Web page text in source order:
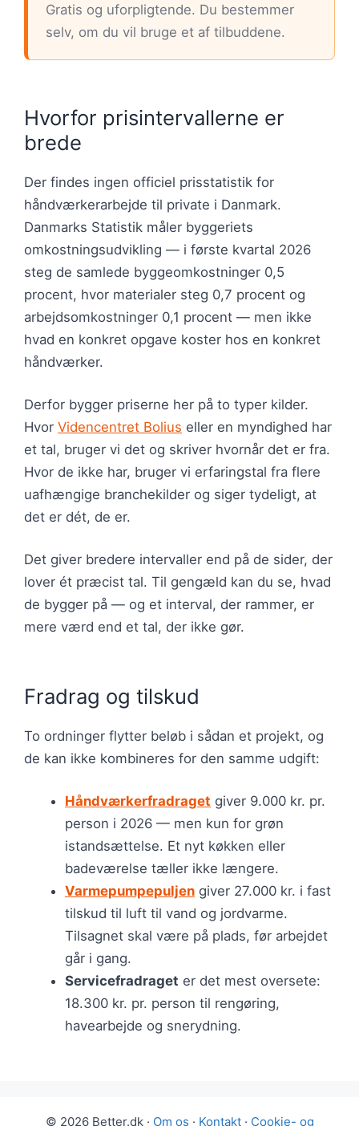
Gratis og uforpligtende. Du bestemmer
selv, om du vil bruge et af tilbuddene.
Hvorfor prisintervallerne er
brede
Der findes ingen officiel prisstatistik for
håndværkerarbejde til private i Danmark.
Danmarks Statistik måler byggeriets
omkostningsudvikling — i første kvartal 2026
steg de samlede byggeomkostninger 0,5
procent, hvor materialer steg 0,7 procent og
arbejdsomkostninger 0,1 procent — men ikke
hvad en konkret opgave koster hos en konkret
håndværker.
Derfor bygger priserne her på to typer kilder.
Hvor Videncentret Bolius eller en myndighed har
et tal, bruger vi det og skriver hvornår det er fra.
Hvor de ikke har, bruger vi erfaringstal fra flere
uafhængige branchekilder og siger tydeligt, at
det er dét, de er.
Det giver bredere intervaller end på de sider, der
lover ét præcist tal. Til gengæld kan du se, hvad
de bygger på — og et interval, der rammer, er
mere værd end et tal, der ikke gør.
Fradrag og tilskud
To ordninger flytter beløb i sådan et projekt, og
de kan ikke kombineres for den samme udgift:
Håndværkerfradraget giver 9.000 kr. pr.
person i 2026 — men kun for grøn
istandsættelse. Et nyt køkken eller
badeværelse tæller ikke længere.
Varmepumpepuljen giver 27.000 kr. i fast
tilskud til luft til vand og jordvarme.
Tilsagnet skal være på plads, før arbejdet
går i gang.
Servicefradraget er det mest oversete:
18.300 kr. pr. person til rengøring,
havearbejde og snerydning.
© 2026 Better.dk · Om os · Kontakt· Cookie- og